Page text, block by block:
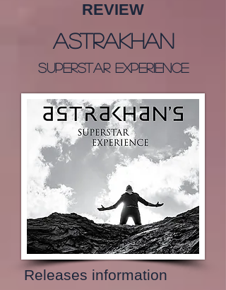
REVIEW
Astrakhan
Superstar Experience
Releases information